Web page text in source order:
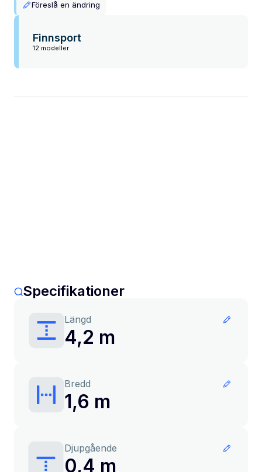
Föreslå en ändring
Finnsport
12 modeller
Specifikationer
Längd
4,2 m
Bredd
1,6 m
Djupgående
0,4 m